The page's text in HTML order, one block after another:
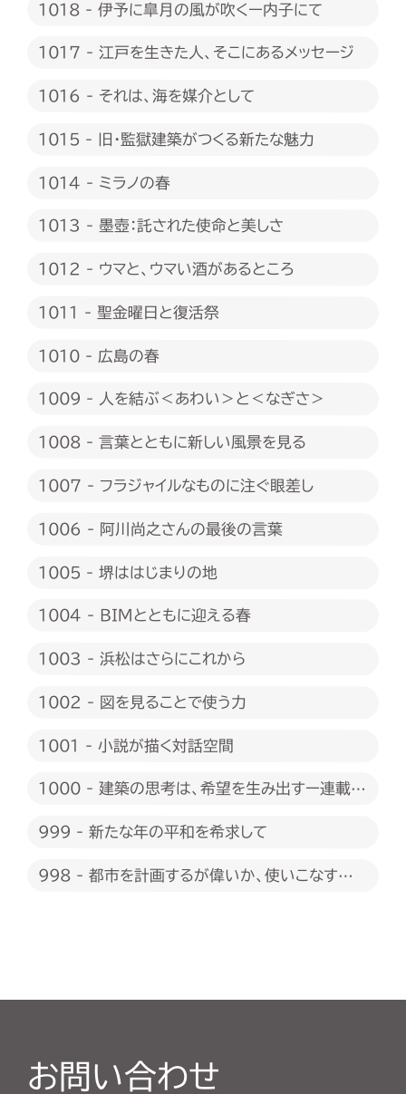
1018 - 伊予に皐月の風が吹くー内子にて
1017 - 江戸を生きた人、そこにあるメッセージ
1016 - それは、海を媒介として
1015 - 旧・監獄建築がつくる新たな魅力
1014 - ミラノの春
1013 - 墨壺：託された使命と美しさ
1012 - ウマと、ウマい酒があるところ
1011 - 聖金曜日と復活祭
1010 - 広島の春
1009 - 人を結ぶ＜あわい＞と＜なぎさ＞
1008 - 言葉とともに新しい風景を見る
1007 - フラジャイルなものに注ぐ眼差し
1006 - 阿川尚之さんの最後の言葉
1005 - 堺ははじまりの地
1004 - BIMとともに迎える春
1003 - 浜松はさらにこれから
1002 - 図を見ることで使う力
1001 - 小説が描く対話空間
1000 - 建築の思考は、希望を生み出すー連載
999 - 新たな年の平和を希求して
998 - 都市を計画するが偉いか、使いこなすが
お問い合わせ